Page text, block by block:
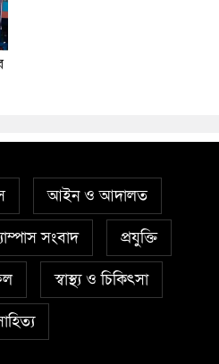
আইন ও আদালত
সংবাদ প্রযুক্তি
স্বাস্থ্য ও চিকিৎসা